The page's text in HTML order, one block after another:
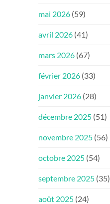
mai 2026 (59)
avril 2026 (41)
mars 2026 (67)
février 2026 (33)
janvier 2026 (28)
décembre 2025 (51)
novembre 2025 (56)
octobre 2025 (54)
septembre 2025 (35)
août 2025 (24)